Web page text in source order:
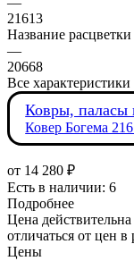
21613
Название расцветки
—
20668
Все характеристики
Ковры, паласы
Ковер Богема
от 14 280 ₽
Есть в наличии: 6
Подробнее
Цена
отличаться от цен
Цены